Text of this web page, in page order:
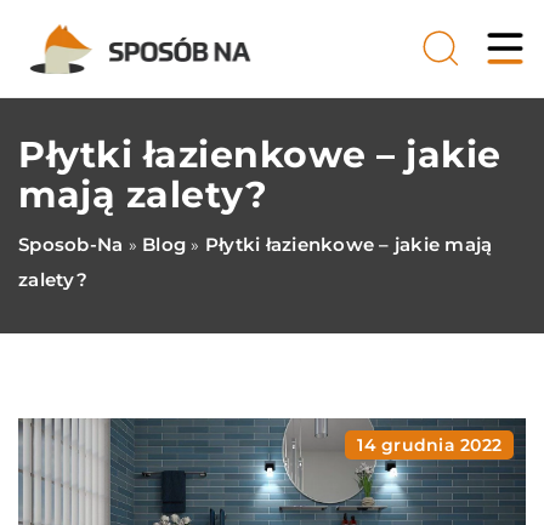
Płytki łazienkowe – jakie
mają zalety?
Sposob-Na » Blog » Płytki łazienkowe – jakie mają
zalety?
14 grudnia 2022